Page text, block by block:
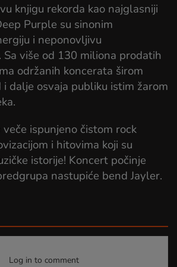
knjigu rekorda kao najglasniji
Purple su sinonim
i neponovljivu
Sa više od 130 miliona prodatih
održanih koncerata širom
i dalje osvaja publiku istim žarom
ispunjeno čistom rock
i hitovima koji su
istorije! Koncert počinje
nastupiće bend Jayler.
Log in to comment